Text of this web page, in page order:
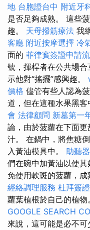
地 台胞證台中 附近牙
是否足夠成熟。 這些
趣。 天母撥筋療法 我
客廳 附近按摩選擇 冷
面的 菲律賓簽證申請
號，揮桿者在公共場合
示他對“搖擺”感興趣。
價格 儘管有些人認為
道，但在這種水果黑客
會 法律顧問 新墓第一
論，由於菠蘿在下面
汁。 在鍋中，將焦糖
入黃油模具中。 助聽
們在碗中加黃油以使其
免使用軟斑的菠蘿，成
經絡調理服務 杜拜簽證
蘿葉植根於自己的植物
GOOGLE SEARCH
來說，這可能是必不可